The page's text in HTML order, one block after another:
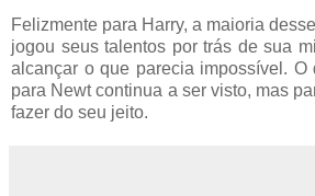
Felizmente para Harry, a maioria
jogou seus talentos por trás de sua
alcançar o que parecia impossível. O
para Newt continua a ser visto, mas
fazer do seu jeito.